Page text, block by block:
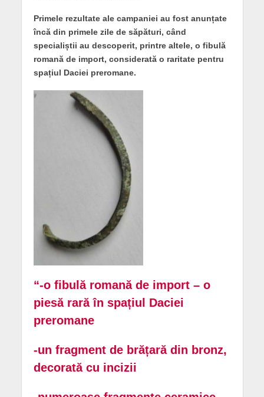
Primele rezultate ale campaniei au fost anunțate
încă din primele zile de săpături, când
specialiștii au descoperit, printre altele, o fibulă
romană de import, considerată o raritate pentru
spațiul Daciei preromane.
“-o fibulă romană de import – o
piesă rară în spațiul Daciei
preromane
-un fragment de brățară din bronz,
decorată cu incizii